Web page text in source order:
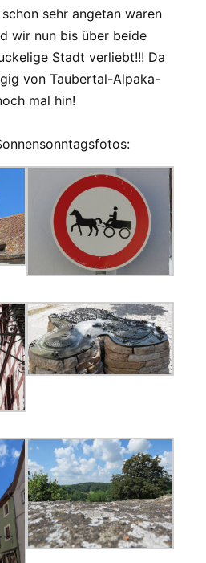
sehr angetan waren
wir nun bis über beide
Stadt verliebt!!! Da
von Taubertal-Alpaka-
mal hin!